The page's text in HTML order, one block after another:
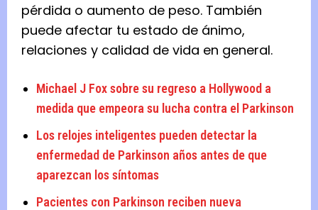
pérdida o aumento de peso. También
puede afectar tu estado de ánimo,
relaciones y calidad de vida en general.
Michael J Fox sobre su regreso a Hollywood a
medida que empeora su lucha contra el Parkinson
Los relojes inteligentes pueden detectar la
enfermedad de Parkinson años antes de que
aparezcan los síntomas
Pacientes con Parkinson reciben nueva